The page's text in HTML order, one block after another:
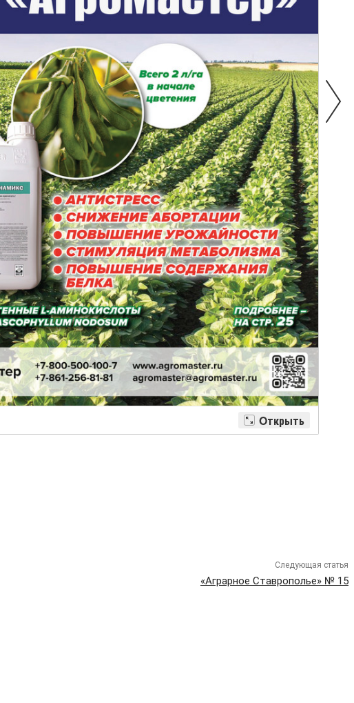
Следующая статья
«Аграрное Ставрополье» № 15